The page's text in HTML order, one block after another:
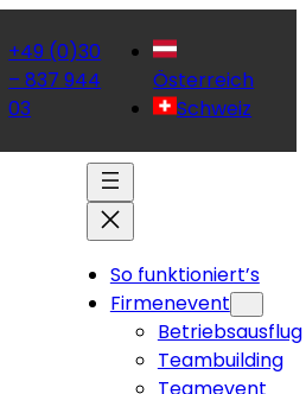
+49 (0)30
– 837 944
03
Österreich
Schweiz
So funktioniert’s
Firmenevent
Betriebsausflug
Teambuilding